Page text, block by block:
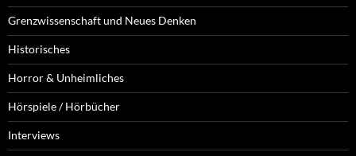
Grenzwissenschaft und Neues Denken
Historisches
Horror & Unheimliches
Hörspiele / Hörbücher
Interviews